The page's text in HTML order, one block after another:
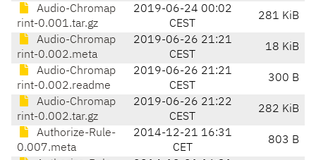
Audio-Chromap
rint-0.001.tar.gz
2019-06-24 00:02
CEST
281 KiB
Audio-Chromap
rint-0.002.meta
2019-06-26 21:21
CEST
18 KiB
Audio-Chromap
rint-0.002.readme
2019-06-26 21:21
CEST
300 B
Audio-Chromap
rint-0.002.tar.gz
2019-06-26 21:22
CEST
282 KiB
Authorize-Rule-
0.007.meta
2014-12-21 16:31
CET
803 B